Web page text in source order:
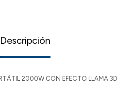
Descripción
2000W CON EFECTO LLAMA 3D